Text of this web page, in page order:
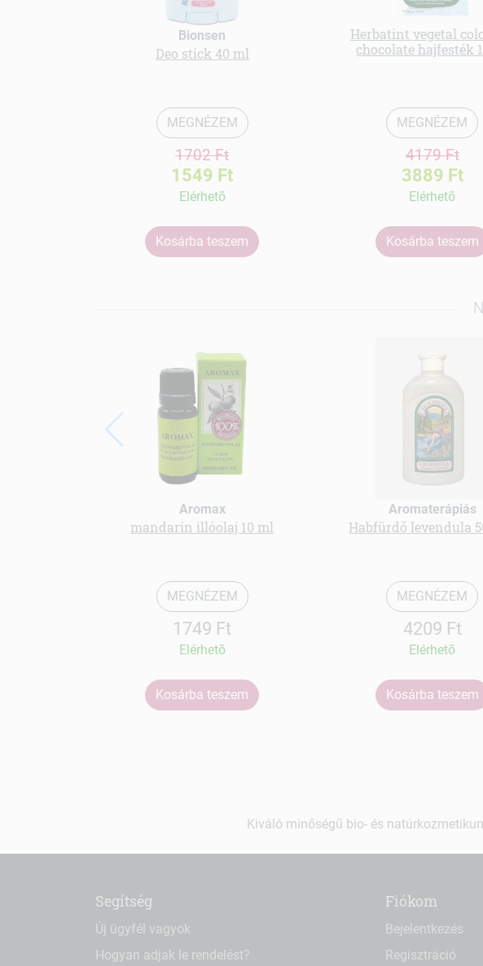
Bionsen
Deo stick 40 ml
MEGNÉZEM
1702 Ft
1549 Ft
Elérhetõ
Kosárba teszem
Herbatint vegetal
chocolate hajfesték
MEGNÉZEM
4179 Ft
3889 Ft
Elérhetõ
Kosárba teszem
Aromax
mandarin illóolaj 10 ml
MEGNÉZEM
1749 Ft
Elérhetõ
Kosárba teszem
Aromaterápiás
Habfürdő levendula
MEGNÉZEM
4209 Ft
Elérhetõ
Kosárba teszem
Kiváló minőségű bio- és
Segítség
Új ügyfél vagyok
Hogyan adjak le rendelést?
Fiókom
Bejelentkezés
Regisztráció